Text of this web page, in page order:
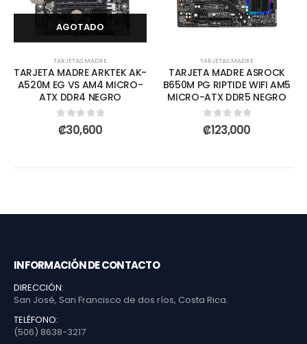
AGOTADO
TARJETAS MADRE
TARJETA MADRE ARKTEK AK-
A520M EG VS AM4 MICRO-
ATX DDR4 NEGRO
0out of 5
₡30,600
TARJETAS MADRE
TARJETA MADRE ASROCK
B650M PG RIPTIDE WIFI AM5
MICRO-ATX DDR5 NEGRO
0out of 5
₡123,000
INFORMACIÓN DE CONTACTO
DIRECCIÓN:
San José, San Francisco de dos ríos, Costa Rica.
TELÉFONO:
(506) 8638-3217